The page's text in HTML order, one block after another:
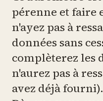
pérenne et faire
n'ayez pas à
données sans
complèterez les
n'aurez pas à
avez déjà fourni).